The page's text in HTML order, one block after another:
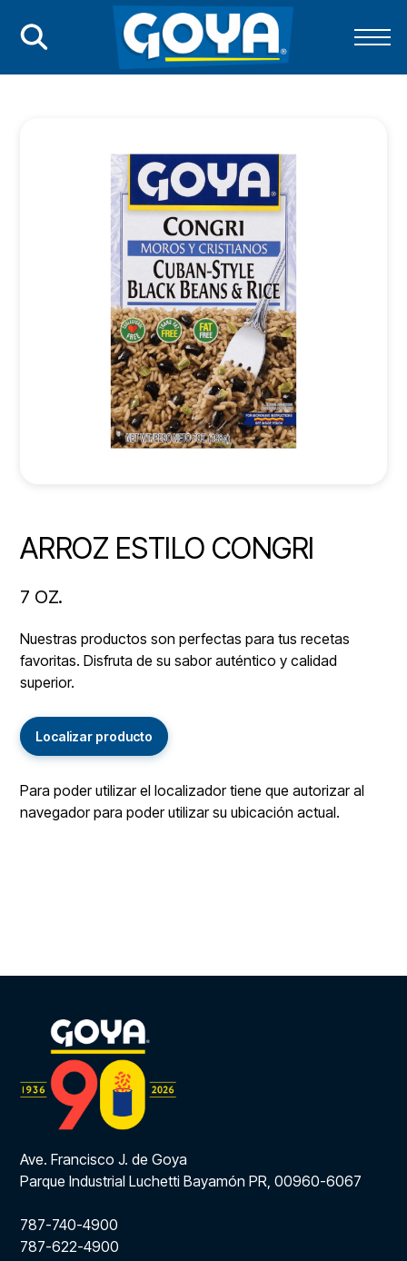
ARROZ ESTILO CONGRI
7 OZ.
Nuestras productos son perfectas para tus recetas
favoritas. Disfruta de su sabor auténtico y calidad
superior.
Localizar producto
Para poder utilizar el localizador tiene que autorizar al
navegador para poder utilizar su ubicación actual.
Ave. Francisco J. de Goya
Parque Industrial Luchetti Bayamón PR, 00960-6067
787-740-4900
787-622-4900